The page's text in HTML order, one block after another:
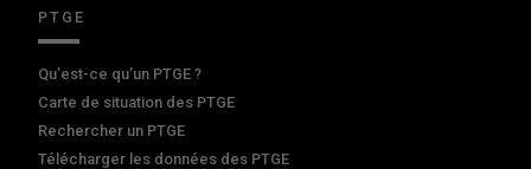
PTGE
Qu’est-ce qu’un PTGE ?
Carte de situation des PTGE
Rechercher un PTGE
Télécharger les données des PTGE